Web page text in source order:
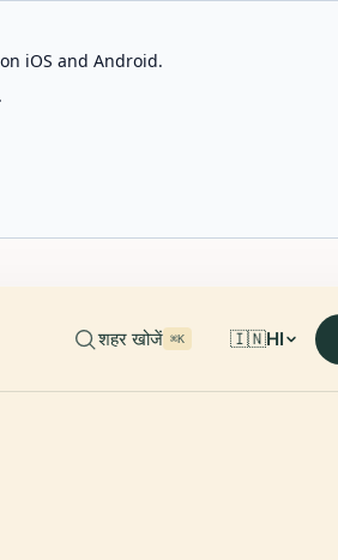
iOS and Android.
शहर खोजें ⌘K 🇮🇳HI